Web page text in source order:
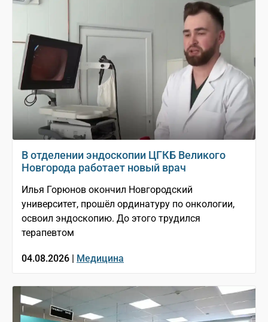
В отделении эндоскопии ЦГКБ Великого
Новгорода работает новый врач
Илья Горюнов окончил Новгородский
университет, прошёл ординатуру по онкологии,
освоил эндоскопию. До этого трудился
терапевтом
04.08.2026 | Медицина